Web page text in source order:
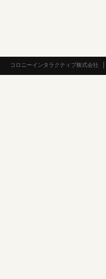
コロニーインタラクティブ株式会社